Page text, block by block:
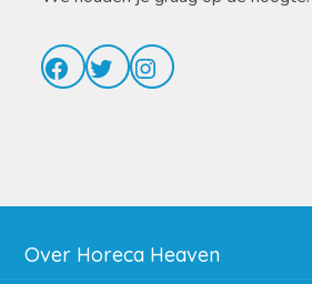
Facebook
TwitterInstagram
Over Horeca Heaven